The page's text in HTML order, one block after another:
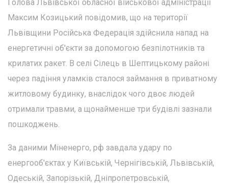
Голова Львівської обласної військової адміністрації
Максим Козицький повідомив, що на території
Львівщини Російська Федерація здійснила напад на
енергетичні об'єкти за допомогою безпілотників та
крилатих ракет. В селі Сілець в Шептицькому районі
через падіння уламків сталося займання в приватному
житловому будинку, внаслідок чого двоє людей
отримали травми, а щонайменше три будівлі зазнали
пошкоджень.
За даними Міненерго, рф завдала удару по
енергооб'єктах у Київській, Чернігівській, Львівській,
Одеській, Запорізькій, Дніпропетровській,